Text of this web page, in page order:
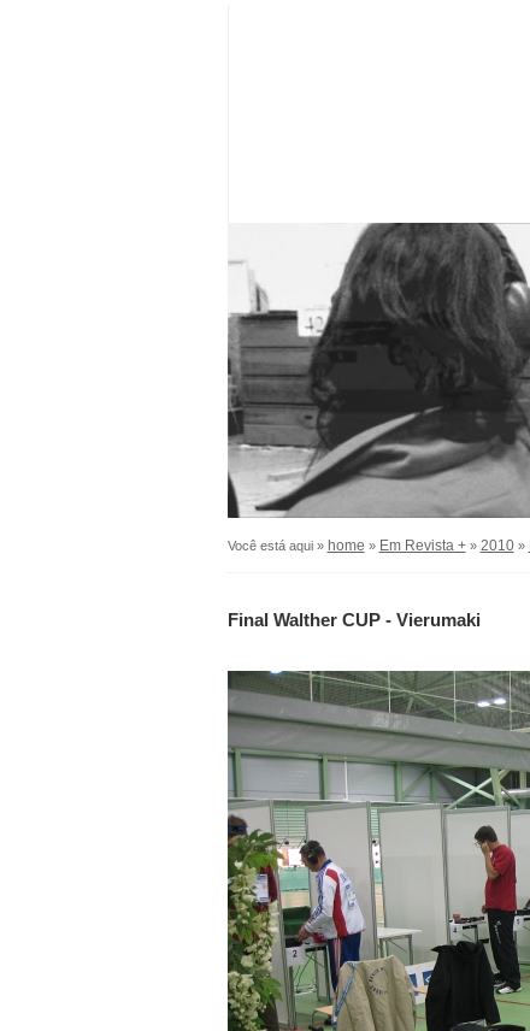
Você está aqui » home » Em Revista +» 2010»
Final Walther CUP - Vierumaki